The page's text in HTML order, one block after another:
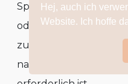
Speicherung zur
oder Verteidigung von
zum Schutz der
natürlichen oder
Hej, auch ich
Website. Ich hoffe